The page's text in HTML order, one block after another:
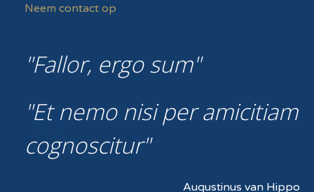
Neem contact op
Fallor, ergo sum
Et nemo nisi per amicitiam
cognoscitur
Augustinus van Hippo